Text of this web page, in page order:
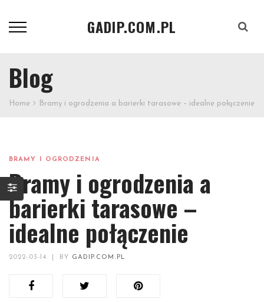
GADIP.COM.PL
Blog
Home Bramy i ogrodzenia a barierki tarasowe – idealne połączenie
BRAMY I OGRODZENIA
Bramy i ogrodzenia a
barierki tarasowe –
idealne połączenie
2022-03-14 BY GADIP.COM.PL